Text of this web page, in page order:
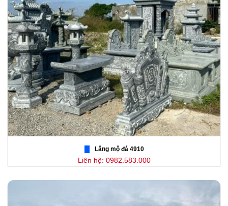
Lăng mộ đá 4910
Liên hệ: 0982.583.000